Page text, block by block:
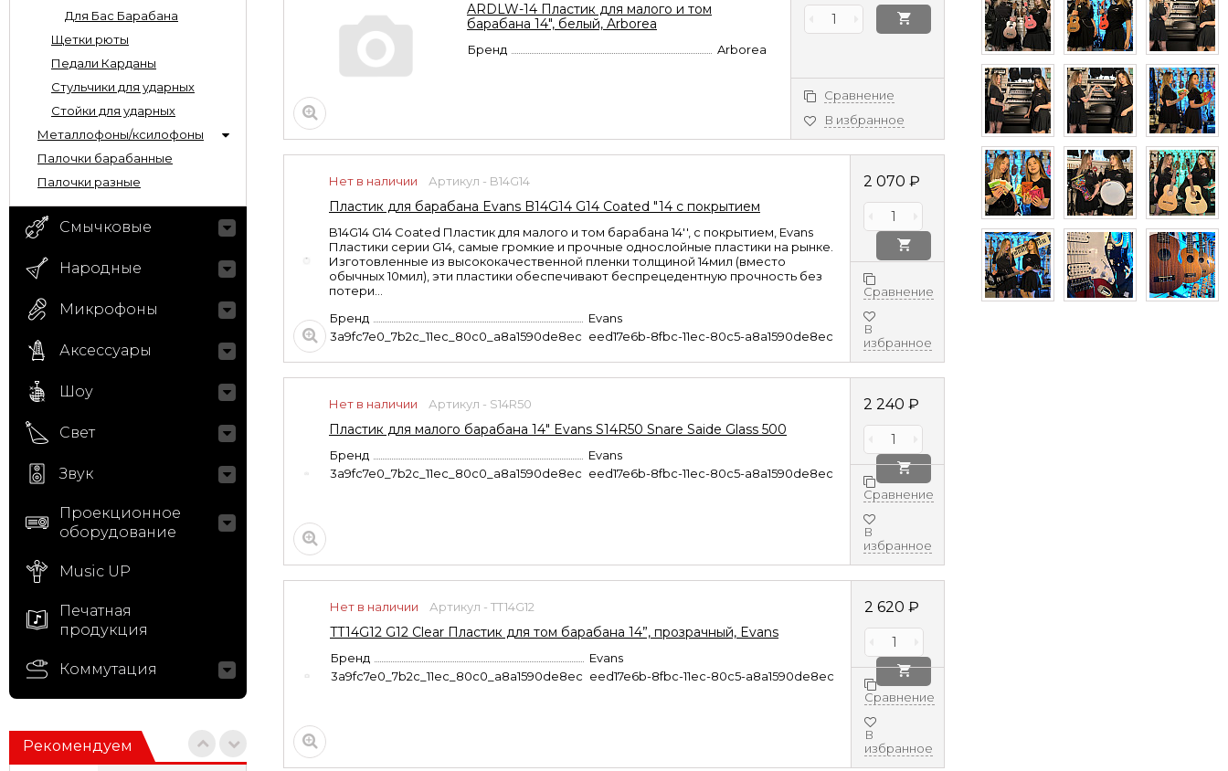
ARDLW-14 Пластик для малого и том
барабана 14", белый, Arborea
Бренд Arborea
Сравнение
В избранное
Нет в наличии Артикул - B14G14
Пластик для барабана Evans B14G14 G14 Coated "14 с покрытием
B14G14 G14 Coated Пластик для малого и том барабана 14'', с покрытием, Evans
Пластики серии G14, самые громкие и прочные однослойные пластики на рынке.
Изготовленные из высококачественной пленки толщиной 14мил (вместо
обычных 10мил), эти пластики обеспечивают беспрецедентную прочность без
потери...
Бренд
Evans
3a9fc7e0_7b2c_11ec_80c0_a8a1590de8ec eed17e6b-8fbc-11ec-80c5-a8a1590de8ec
2 070 ₽
Сравнение
В
избранное
Нет в наличии Артикул - S14R50
Пластик для малого барабана 14" Evans S14R50 Snare Saide Glass 500
Бренд
Evans
3a9fc7e0_7b2c_11ec_80c0_a8a1590de8ec eed17e6b-8fbc-11ec-80c5-a8a1590de8ec
2 240 ₽
Сравнение
В
избранное
Нет в наличии Артикул - TT14G12
TT14G12 G12 Clear Пластик для том барабана 14”, прозрачный, Evans
Бренд
Evans
3a9fc7e0_7b2c_11ec_80c0_a8a1590de8ec eed17e6b-8fbc-11ec-80c5-a8a1590de8ec
2 620 ₽
Сравнение
В
избранное
Для Бас Барабана
Щетки рюты
Педали Карданы
Стульчики для ударных
Стойки для ударных
Металлофоны/ксилофоны
Палочки барабанные
Палочки разные
Смычковые
Народные
Микрофоны
Аксессуары
Шоу
Свет
Звук
Проекционное
оборудование
Music UP
Печатная
продукция
Коммутация
Рекомендуем